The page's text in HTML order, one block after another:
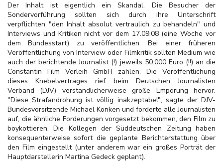
Der Inhalt ist eigentlich ein Skandal. Die Besucher der
Sondervorführung sollten sich durch ihre Unterschrift
verpflichten "den Inhalt absolut vertraulich zu behandeln" und
Interviews und Kritiken nicht vor dem 17.09.08 (eine Woche vor
dem Bundesstart) zu veröffentlichen. Bei einer früheren
Veröffentlichung von Interview oder Filmkritik sollten Medium wie
auch der berichtende Journalist (!) jeweils 50.000 Euro (!!) an die
Constantin Film Verleih GmbH zahlen. Die Veröffentlichung
dieses Knebelvertrages rief beim Deutschen Journalisten
Verband (DJV) verständlicherweise große Empörung hervor.
"Diese Strafandrohung ist völlig inakzeptabel", sagte der DJV-
Bundesvorsitzende Michael Konken und forderte alle Journalisten
auf, die ähnliche Forderungen vorgesetzt bekommen, den Film zu
boykottieren. Die Kollegen der Süddeutschen Zeitung haben
konsequenterweise sofort die geplante Berichterstattung über
den Film eingestellt (unter anderem war ein großes Porträt der
Hauptdarstellerin Martina Gedeck geplant).